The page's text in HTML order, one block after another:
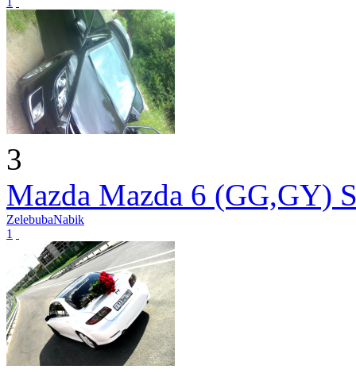
3
Mazda Mazda 6 (GG,GY)
ZelebubaNabik
1